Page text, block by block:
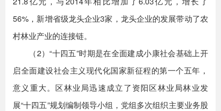
56%，新增省级龙头企业3家，龙头企业的发展带动了农
村林业产业的连接链。
（2）“十四五”时期是在全面建成小康社会基础上开
启全面建设社会主义现代化国家新征程的第一个五年，
意义重大。区林业局迅速成立了资阳区林业局林业发
展“十四五”规划编制领导小组，党组多次组织主要业务股